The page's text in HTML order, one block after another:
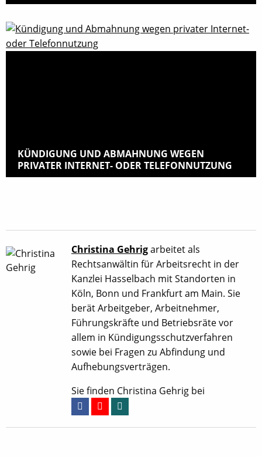
KÜNDIGUNG UND ABMAHNUNG WEGEN
PRIVATER INTERNET- ODER TELEFONNUTZUNG
Christina Gehrigarbeitet als
Rechtsanwältin für Arbeitsrecht in der
Kanzlei Hasselbach mit Standorten in
Köln, Bonn und Frankfurt am Main. Sie
berät Arbeitgeber, Arbeitnehmer,
Führungskräfte und Betriebsräte vor
allem in Kündigungsschutzverfahren
sowie bei Fragen zu Abfindung und
Aufhebungsverträgen.
Sie finden Christina Gehrig bei